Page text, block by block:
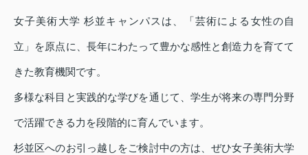
女子美術大学 杉並キャンパスは、「芸術による女性の自
立」を原点に、長年にわたって豊かな感性と創造力を育てて
きた教育機関です。
多様な科目と実践的な学びを通じて、学生が将来の専門分野
で活躍できる力を段階的に育んでいます。
杉並区へのお引っ越しをご検討中の方は、ぜひ女子美術大学